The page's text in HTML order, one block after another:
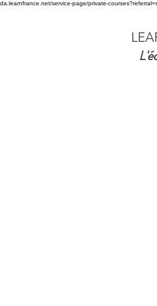
da.learnfrance.net/service-page/private-